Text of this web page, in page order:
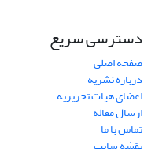
دسترسی سریع
صفحه اصلی
درباره نشریه
اعضای هیات تحریریه
ارسال مقاله
تماس با ما
نقشه سایت